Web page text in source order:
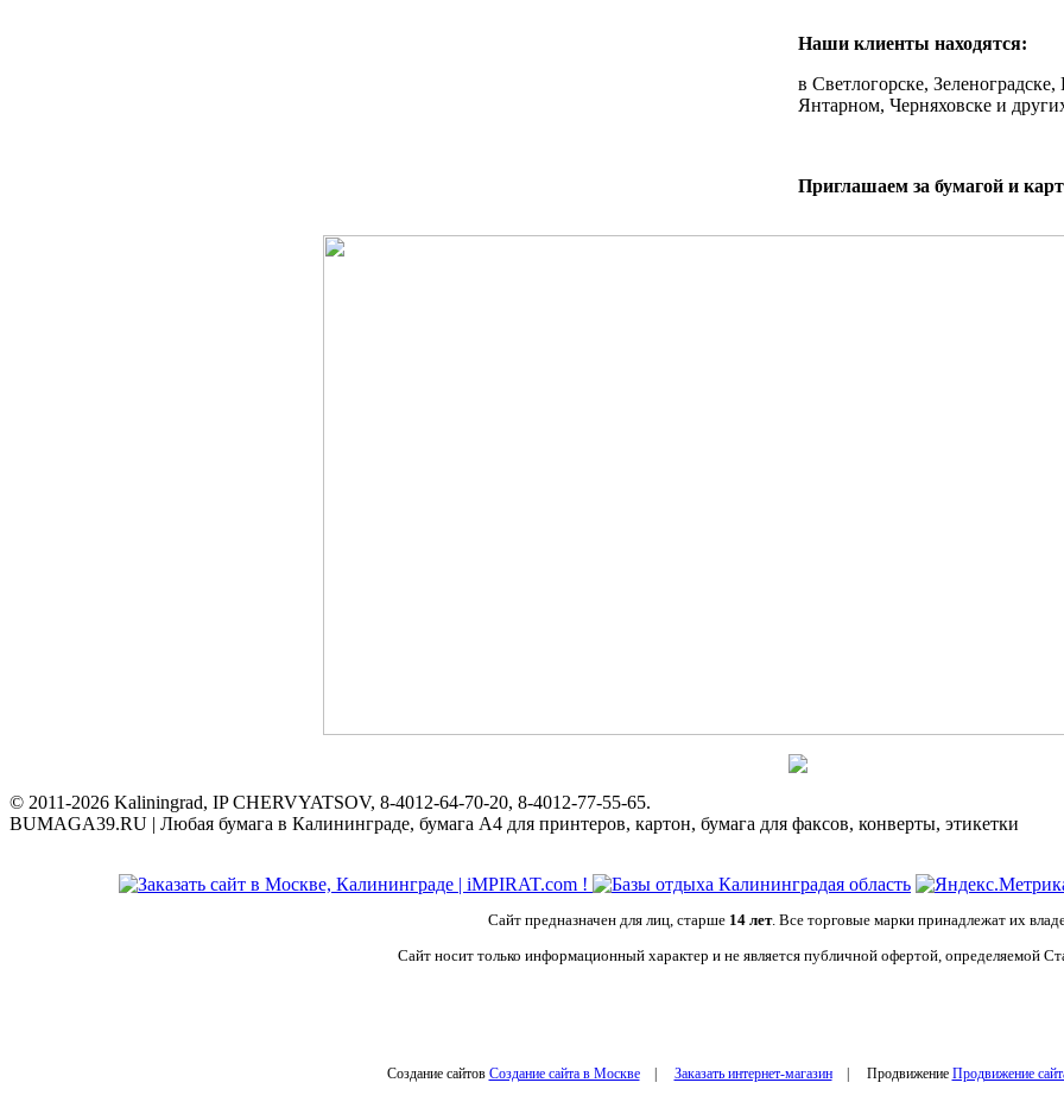
Наши клиенты находятся:
в Светлогорске,
Янтарном, Черняховске и
Приглашаем за бумагой и
© 2011-2026 Kaliningrad, IP CHERVYATSOV, 8-4012-64-70-20, 8-4012-77-55-65.
BUMAGA39.RU | Любая бумага в Калининграде, бумага А4 для принтеров, картон, бумага для факсов, конверты, этикетки
Сайт предназначен для лиц, старше 14 лет. Все торговые марки принадлежат их
Сайт носит только информационный характер и не является публичной офертой, определяемой
Создание сайтов Создание сайта в Москве| Заказать интернет-магазин| Продвижение Продвижение